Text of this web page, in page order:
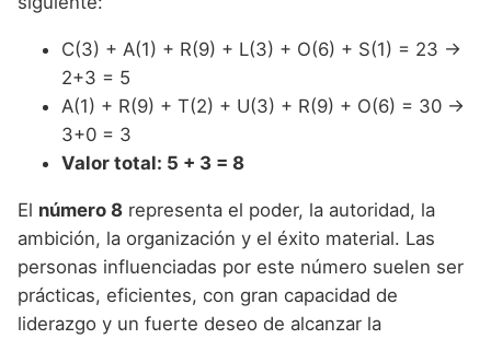
C(3) + A(1) + R(9) + L(3) + O(6) + S(1) = 23 →
2+3 = 5
A(1) + R(9) + T(2) + U(3) + R(9) + O(6) = 30 →
3+0 = 3
Valor total: 5 + 3 = 8
El número 8 representa el poder, la autoridad, la
ambición, la organización y el éxito material. Las
personas influenciadas por este número suelen ser
prácticas, eficientes, con gran capacidad de
liderazgo y un fuerte deseo de alcanzar la